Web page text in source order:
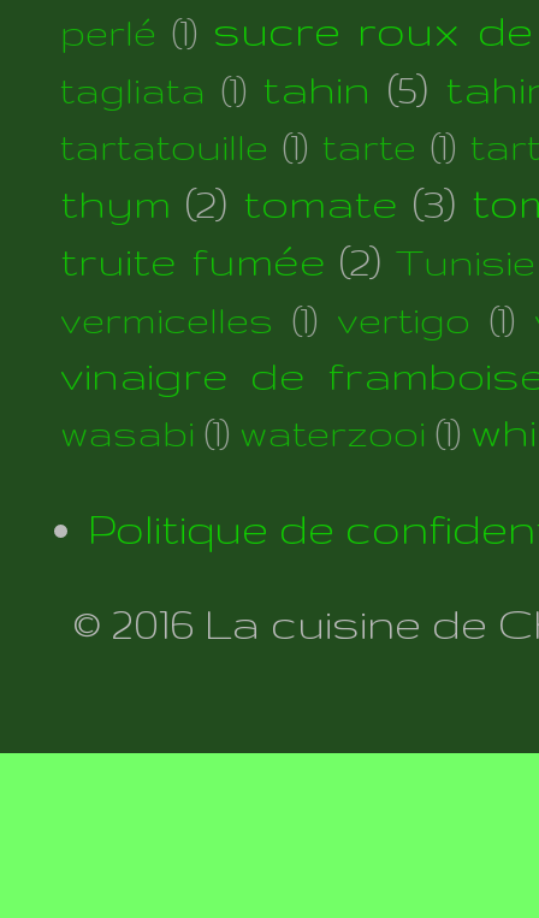
perlé (1) sucre roux
tagliata (1) tahin (5)
tartatouille (1) tarte (1)
thym (2) tomate (3)
truite fumée (2) Tunisie
vermicelles (1) vertigo (1)
vinaigre de
wasabi (1) waterzooi (1)
Politique de
© 2016 La cuisine de